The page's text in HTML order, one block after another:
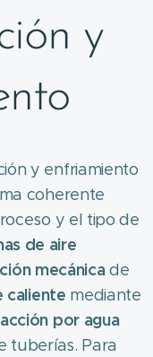
y
y enfriamiento
coherente
y el tipo de
de aire
mecánicade
caliente mediante
por agua
tuberías. Para